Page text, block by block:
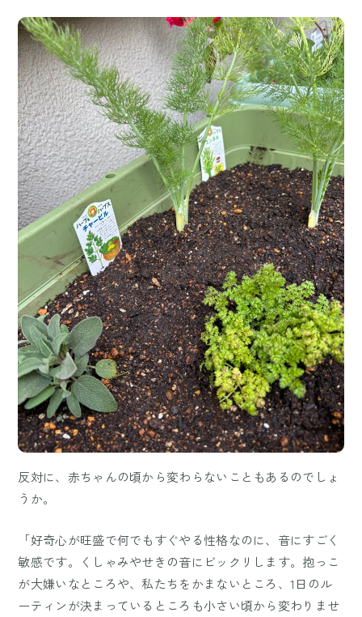
反対に、赤ちゃんの頃から変わらないこともあるのでしょ
うか。
「好奇心が旺盛で何でもすぐやる性格なのに、音にすごく
敏感です。くしゃみやせきの音にビックリします。抱っこ
が大嫌いなところや、私たちをかまないところ、1日のル
ーティンが決まっているところも小さい頃から変わりませ